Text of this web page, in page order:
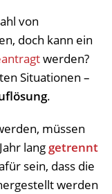
von
doch kann ein
werden?
Situationen –
.
müssen
lang getrennt
sein, dass die
werden